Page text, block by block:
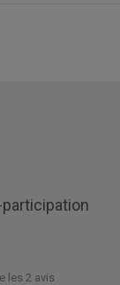
participation
les 2 avis